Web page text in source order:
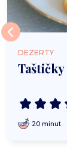
DEZERTY
20 minut